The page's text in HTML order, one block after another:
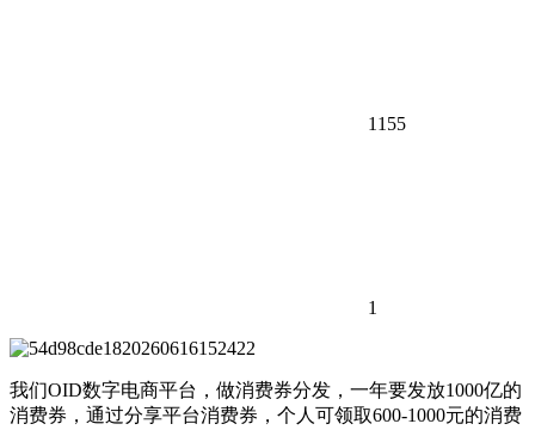
1155
1
我们OID数字电商平台，做消费券分发，一年要发放1000亿的
消费券，通过分享平台消费券，个人可领取600-1000元的消费